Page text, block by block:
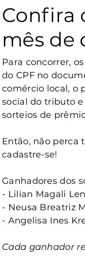
Trânsito
Turismo
Confira
mês de
Para concorrer,
do CPF no
comércio local, o
social do tributo
sorteios de
Então, não perca
cadastre-se!
Ganhadores dos
- Lilian Magali
- Neusa Breatriz
- Angelisa Ines
Cada ganhador